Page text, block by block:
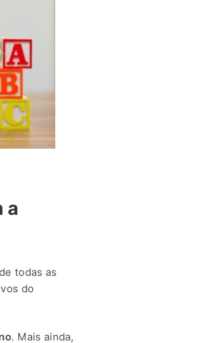
a
todas as
do
. Mais ainda,